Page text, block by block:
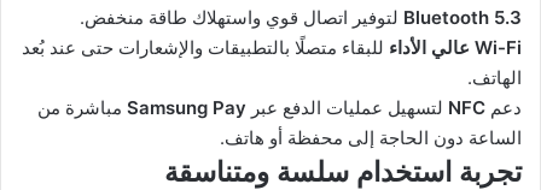
Bluetooth 5.3 لتوفير اتصال قوي واستهلاك طاقة منخفض.
Wi-Fi عالي الأداء
للبقاء متصلًا بالتطبيقات والإشعارات حتى عند بُعد
الهاتف.
دعم NFC لتسهيل عمليات الدفع عبر Samsung Pay مباشرة من
الساعة دون الحاجة إلى محفظة أو هاتف.
تجربة استخدام سلسة ومتناسقة